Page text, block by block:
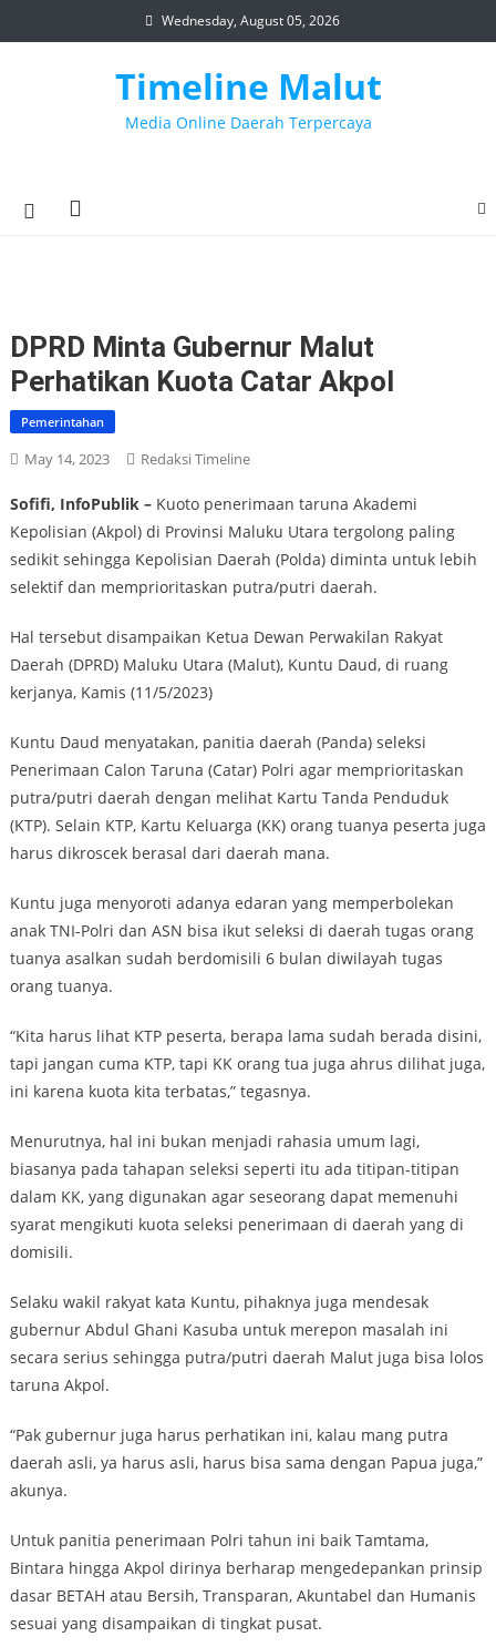
to
Wednesday, August 05, 2026
Timeline Malut
Media Online Daerah Terpercaya
DPRD Minta Gubernur Malut
Perhatikan Kuota Catar Akpol
Pemerintahan
May 14, 2023 Redaksi Timeline
Sofifi, InfoPublik – Kuoto penerimaan taruna Akademi
Kepolisian (Akpol) di Provinsi Maluku Utara tergolong paling
sedikit sehingga Kepolisian Daerah (Polda) diminta untuk lebih
selektif dan memprioritaskan putra/putri daerah.
Hal tersebut disampaikan Ketua Dewan Perwakilan Rakyat
Daerah (DPRD) Maluku Utara (Malut), Kuntu Daud, di ruang
kerjanya, Kamis (11/5/2023)
Kuntu Daud menyatakan, panitia daerah (Panda) seleksi
Penerimaan Calon Taruna (Catar) Polri agar memprioritaskan
putra/putri daerah dengan melihat Kartu Tanda Penduduk
(KTP). Selain KTP, Kartu Keluarga (KK) orang tuanya peserta juga
harus dikroscek berasal dari daerah mana.
Kuntu juga menyoroti adanya edaran yang memperbolekan
anak TNI-Polri dan ASN bisa ikut seleksi di daerah tugas orang
tuanya asalkan sudah berdomisili 6 bulan diwilayah tugas
orang tuanya.
“Kita harus lihat KTP peserta, berapa lama sudah berada disini,
tapi jangan cuma KTP, tapi KK orang tua juga ahrus dilihat juga,
ini karena kuota kita terbatas,” tegasnya.
Menurutnya, hal ini bukan menjadi rahasia umum lagi,
biasanya pada tahapan seleksi seperti itu ada titipan-titipan
dalam KK, yang digunakan agar seseorang dapat memenuhi
syarat mengikuti kuota seleksi penerimaan di daerah yang di
domisili.
Selaku wakil rakyat kata Kuntu, pihaknya juga mendesak
gubernur Abdul Ghani Kasuba untuk merepon masalah ini
secara serius sehingga putra/putri daerah Malut juga bisa lolos
taruna Akpol.
“Pak gubernur juga harus perhatikan ini, kalau mang putra
daerah asli, ya harus asli, harus bisa sama dengan Papua juga,”
akunya.
Untuk panitia penerimaan Polri tahun ini baik Tamtama,
Bintara hingga Akpol dirinya berharap mengedepankan prinsip
dasar BETAH atau Bersih, Transparan, Akuntabel dan Humanis
sesuai yang disampaikan di tingkat pusat.